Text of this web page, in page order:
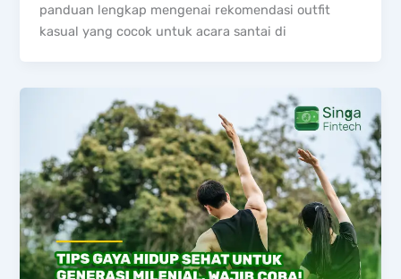
panduan lengkap mengenai rekomendasi outfit
kasual yang cocok untuk acara santai di